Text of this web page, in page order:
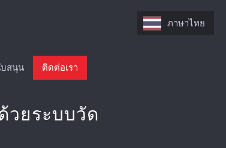
สนุน ติดต่อเรา
วยระบบวัด
ภาษาไทย